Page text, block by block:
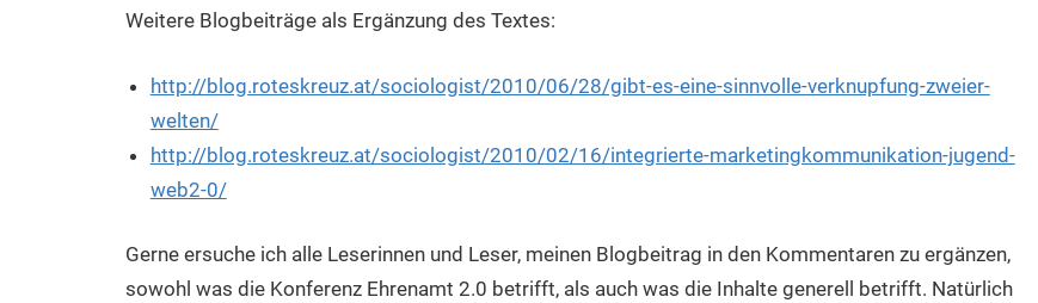
Weitere Blogbeiträge als Ergänzung des Textes:
http://blog.roteskreuz.at/sociologist/2010/06/28/gibt-es-eine-sinnvolle-verknupfung-zweier-
welten/
http://blog.roteskreuz.at/sociologist/2010/02/16/integrierte-marketingkommunikation-jugend-
web2-0/
Gerne ersuche ich alle Leserinnen und Leser, meinen Blogbeitrag in den Kommentaren zu ergänzen,
sowohl was die Konferenz Ehrenamt 2.0 betrifft, als auch was die Inhalte generell betrifft. Natürlich